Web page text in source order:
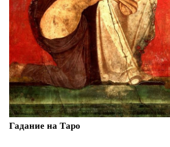
Гадание на Таро